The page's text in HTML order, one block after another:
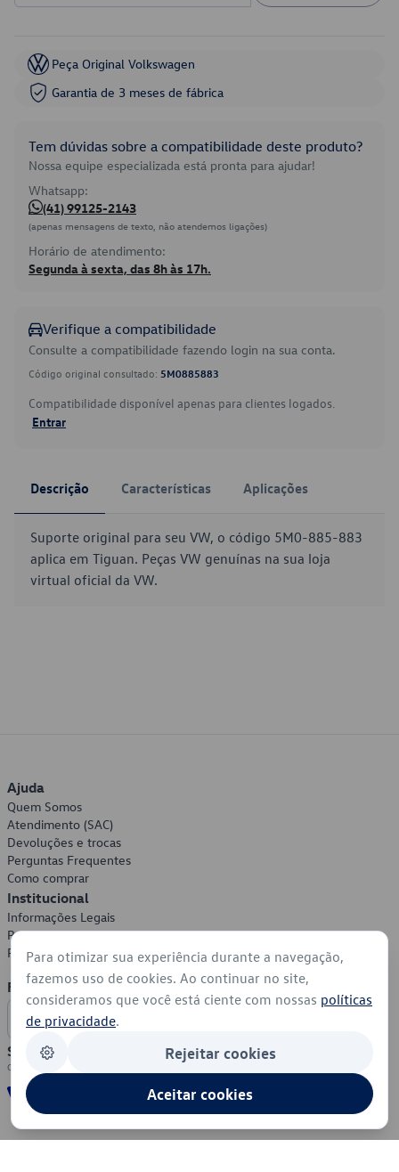
Peça Original Volkswagen
Garantia de 3 meses de fábrica
Tem dúvidas sobre a compatibilidade deste produto?
Nossa equipe especializada está pronta para ajudar!
Whatsapp:
(41) 99125-2143
(apenas mensagens de texto, não atendemos ligações)
Horário de atendimento:
Segunda à sexta, das 8h às 17h.
Verifique a compatibilidade
Consulte a compatibilidade fazendo login na sua conta.
Código original consultado: 5M0885883
Compatibilidade disponível apenas para clientes logados.
Entrar
Descrição Características Aplicações
Suporte original para seu VW, o código 5M0-885-883
aplica em Tiguan. Peças VW genuínas na sua loja
virtual oficial da VW.
Ajuda
Quem Somos
Atendimento (SAC)
Devoluções e trocas
Perguntas Frequentes
Como comprar
Institucional
Informações Legais
Política de Privacidade
Política de Cookies
Formas de Pagamento
Segurança
Para otimizar sua experiência durante a navegação,
fazemos uso de cookies. Ao continuar no site,
consideramos que você está ciente com nossas políticas
de privacidade.
Rejeitar cookies
Aceitar cookies